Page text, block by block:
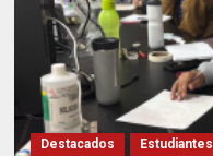
Destacados Estudiantes